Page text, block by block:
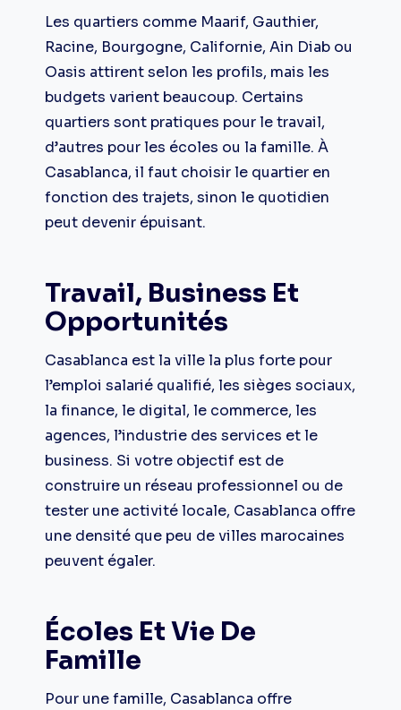
Les quartiers comme Maarif, Gauthier,
Racine, Bourgogne, Californie, Ain Diab ou
Oasis attirent selon les profils, mais les
budgets varient beaucoup. Certains
quartiers sont pratiques pour le travail,
d’autres pour les écoles ou la famille. À
Casablanca, il faut choisir le quartier en
fonction des trajets, sinon le quotidien
peut devenir épuisant.
Travail, Business Et
Opportunités
Casablanca est la ville la plus forte pour
l’emploi salarié qualifié, les sièges sociaux,
la finance, le digital, le commerce, les
agences, l’industrie des services et le
business. Si votre objectif est de
construire un réseau professionnel ou de
tester une activité locale, Casablanca offre
une densité que peu de villes marocaines
peuvent égaler.
Écoles Et Vie De
Famille
Pour une famille, Casablanca offre